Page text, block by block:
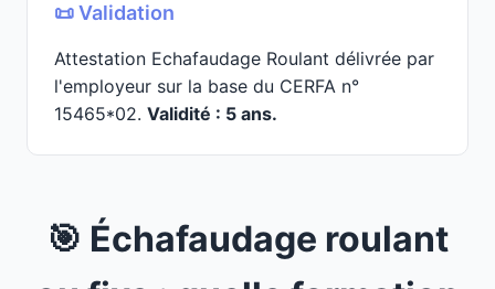
📜 Validation
Attestation Echafaudage Roulant délivrée par
l'employeur sur la base du CERFA n°
15465*02. Validité : 5 ans.
🎯 Échafaudage roulant